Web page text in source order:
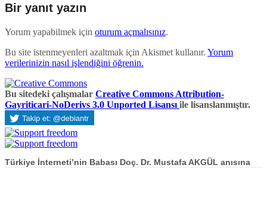
Bir yanıt yazın
Yorum yapabilmek için oturum açmalısınız.
Bu site istenmeyenleri azaltmak için Akismet kullanır. Yorum
verilerinizin nasıl işlendiğini öğrenin.
Bu sitedeki çalışmalar Creative Commons Attribution-
Gayriticari-NoDerivs 3.0 Unported Lisansı ile lisanslanmıştır.
Türkiye İnterneti’nin Babası Doç. Dr. Mustafa AKGÜL anısına